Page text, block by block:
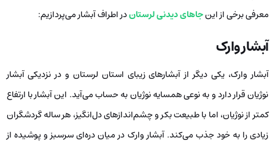
معرفی برخی از اینجاهای دیدنی لرستاندر اطراف آبشار می‌پردازیم:
آبشار وارک
آبشار وارک، یکی دیگر از آبشارهای زیبای استان لرستان و در نزدیکی آبشار
نوژیان قرار دارد و به نوعی همسایه نوژیان به حساب می‌آید. این آبشار با ارتفاع
کمتر از نوژیان، اما با طبیعت بکر و چشم‌اندازهای دل‌انگیز، هر ساله گردشگران
زیادی را به خود جذب می‌کند. آبشار وارک در میان دره‌ای سرسبز و پوشیده از